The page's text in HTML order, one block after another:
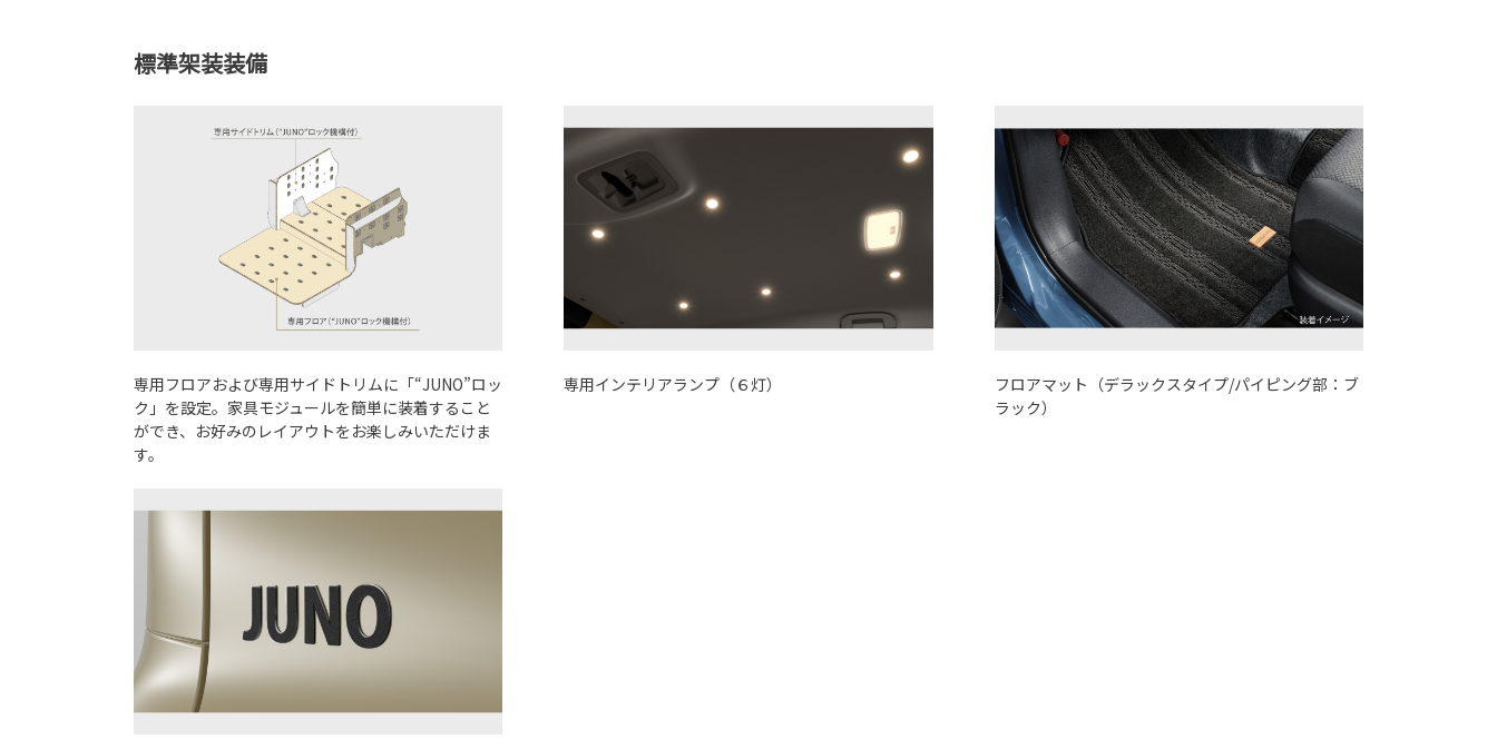
標準架装装備
専用フロアおよび専用サイドトリムに「“JUNO”ロッ
ク」を設定。家具モジュールを簡単に装着すること
ができ、お好みのレイアウトをお楽しみいただけま
す。
専用インテリアランプ（６灯）
フロアマット（デラックスタイプ/パイピング部：ブ
ラック）